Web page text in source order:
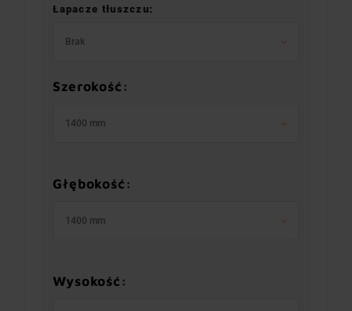
Łapacze tłuszczu:
Brak
Szerokość:
1400 mm
Głębokość:
1400 mm
Wysokość: